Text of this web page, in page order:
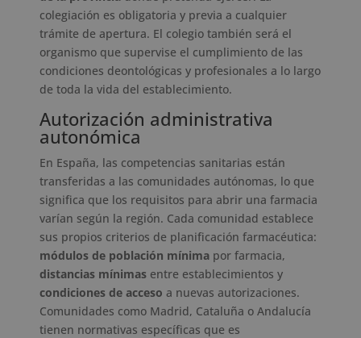
colegiación es obligatoria y previa a cualquier
trámite de apertura. El colegio también será el
organismo que supervise el cumplimiento de las
condiciones deontológicas y profesionales a lo largo
de toda la vida del establecimiento.
Autorización administrativa
autonómica
En España, las competencias sanitarias están
transferidas a las comunidades autónomas, lo que
significa que los requisitos para abrir una farmacia
varían según la región. Cada comunidad establece
sus propios criterios de planificación farmacéutica:
módulos de población mínimapor farmacia,
distancias mínimasentre establecimientos y
condiciones de acceso a nuevas autorizaciones.
Comunidades como Madrid, Cataluña o Andalucía
tienen normativas específicas que es